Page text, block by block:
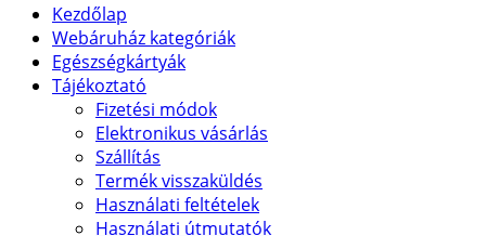
Kezdőlap
Webáruház kategóriák
Egészségkártyák
Tájékoztató
Fizetési módok
Elektronikus vásárlás
Szállítás
Termék visszaküldés
Használati feltételek
Használati útmutatók